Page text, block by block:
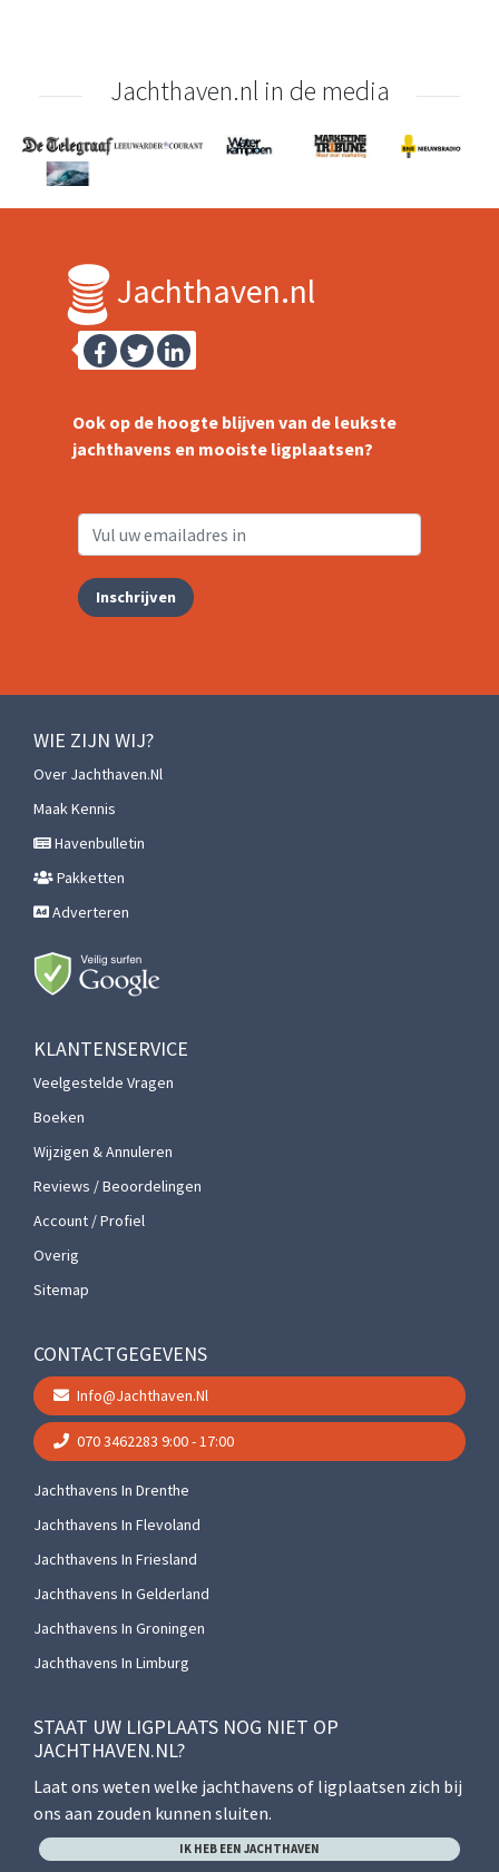
Jachthaven.nl in de media
Jachthaven.nl
Ook op de hoogte blijven van de leukste
jachthavens en mooiste ligplaatsen?
Inschrijven
WIE ZIJN WIJ?
Over Jachthaven.nl
Maak Kennis
Havenbulletin
Pakketten
Adverteren
KLANTENSERVICE
Veelgestelde Vragen
Boeken
Wijzigen & Annuleren
Reviews / Beoordelingen
Account / Profiel
Overig
Sitemap
CONTACTGEGEVENS
Info@jachthaven.nl
070 3462283 9:00 - 17:00
Jachthavens In Drenthe
Jachthavens In Flevoland
Jachthavens In Friesland
Jachthavens In Gelderland
Jachthavens In Groningen
Jachthavens In Limburg
STAAT UW LIGPLAATS NOG NIET OP
JACHTHAVEN.NL?
Laat ons weten welke jachthavens of ligplaatsen zich bij
ons aan zouden kunnen sluiten.
IK HEB EEN JACHTHAVEN